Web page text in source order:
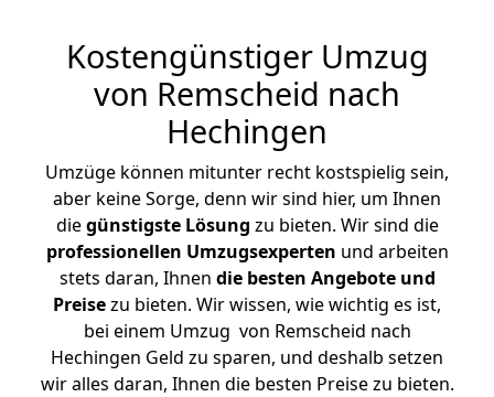
Kostengünstiger Umzug
von Remscheid nach
Hechingen
Umzüge können mitunter recht kostspielig sein,
aber keine Sorge, denn wir sind hier, um Ihnen
diegünstigste Lösung zu bieten. Wir sind die
professionellen Umzugsexperten und arbeiten
stets daran, Ihnen die besten Angebote und
Preisezu bieten. Wir wissen, wie wichtig es ist,
bei einem Umzug von Remscheid nach
Hechingen Geld zu sparen, und deshalb setzen
wir alles daran, Ihnen die besten Preise zu bieten.